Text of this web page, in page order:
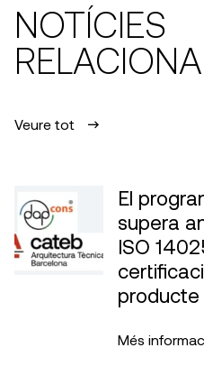
NOTÍCIES
Veure tot
El
supera
ISO
producte
Més